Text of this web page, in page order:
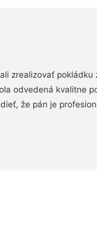
zrealizovať pokládku
odvedená kvalitne
že pán je